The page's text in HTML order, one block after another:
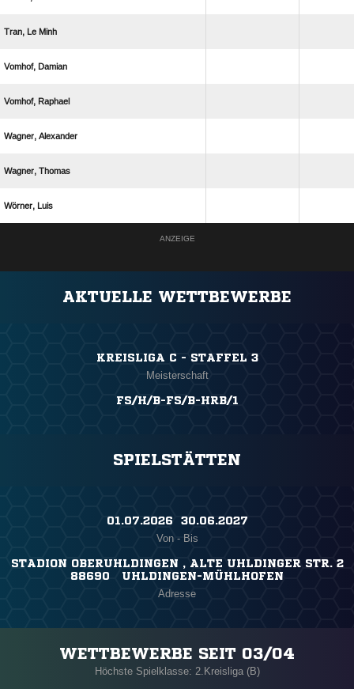
  
 
 
 
 
 
ANZEIGE
AKTUELLE WETTBEWERBE
KREISLIGA C - STAFFEL 3
Meisterschaft
FS/H/B-FS/B-HRB/1
SPIELSTÄTTEN
01.07.2026 ​ 30.06.2027
Von - Bis
STADION OBERUHLDINGEN , ALTE UHLDINGER STR. 2
88690 UHLDINGEN-MÜHLHOFEN
Adresse
WETTBEWERBE SEIT 03/04
Höchste Spielklasse: 2.Kreisliga (B)